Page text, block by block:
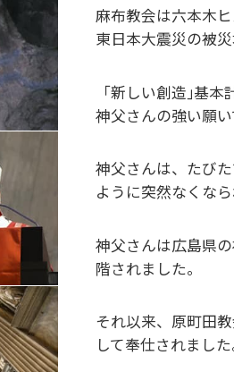
麻布教会は六本木
東日本大震災の被
「新しい創造｣基
神父さんの強い願い
神父さんは、たび
ように突然なくな
神父さんは広島県
階されました。
それ以来、原町田
して奉仕されまし